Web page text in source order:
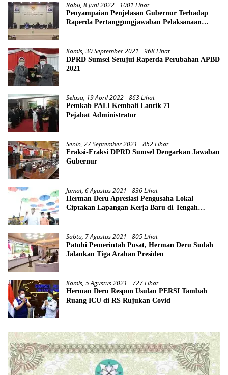
Rabu, 8 Juni 2022 1001 Lihat
Penyampaian Penjelasan Gubernur Terhadap
Raperda Pertanggungjawaban Pelaksanaan
Kamis, 30 September 2021 968 Lihat
DPRD Sumsel Setujui Raperda Perubahan APBD
2021
Selasa, 19 April 2022 863 Lihat
Pemkab PALI Kembali Lantik 71
Pejabat Administrator
Senin, 27 September 2021 852 Lihat
Fraksi-Fraksi DPRD Sumsel Dengarkan Jawaban
Gubernur
Jumat, 6 Agustus 2021 836 Lihat
Herman Deru Apresiasi Pengusaha Lokal
Ciptakan Lapangan Kerja Baru di Tengah
Sabtu, 7 Agustus 2021 805 Lihat
Patuhi Pemerintah Pusat, Herman Deru Sudah
Jalankan Tiga Arahan Presiden
Kamis, 5 Agustus 2021 727 Lihat
Herman Deru Respon Usulan PERSI Tambah
Ruang ICU di RS Rujukan Covid